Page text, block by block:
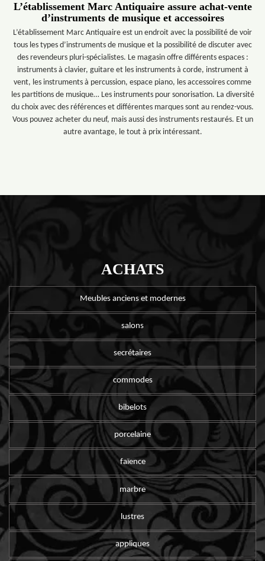
L’établissement Marc Antiquaire assure achat-vente
d’instruments de musique et accessoires
L’établissement Marc Antiquaire est un endroit avec la possibilité de voir
tous les types d’instruments de musique et la possibilité de discuter avec
des revendeurs pluri-spécialistes. Le magasin offre différents espaces :
instruments à clavier, guitare et les instruments à corde, instrument à
vent, les instruments à percussion, espace piano, les accessoires comme
les partitions de musique… Les instruments pour sonorisation. La diversité
du choix avec des références et différentes marques sont au rendez-vous.
Vous pouvez acheter du neuf, mais aussi des instruments restaurés. Et un
autre avantage, le tout à prix intéressant.
ACHATS
Meubles anciens et modernes
salons
secrétaires
commodes
bibelots
porcelaine
faïence
marbre
lustres
appliques